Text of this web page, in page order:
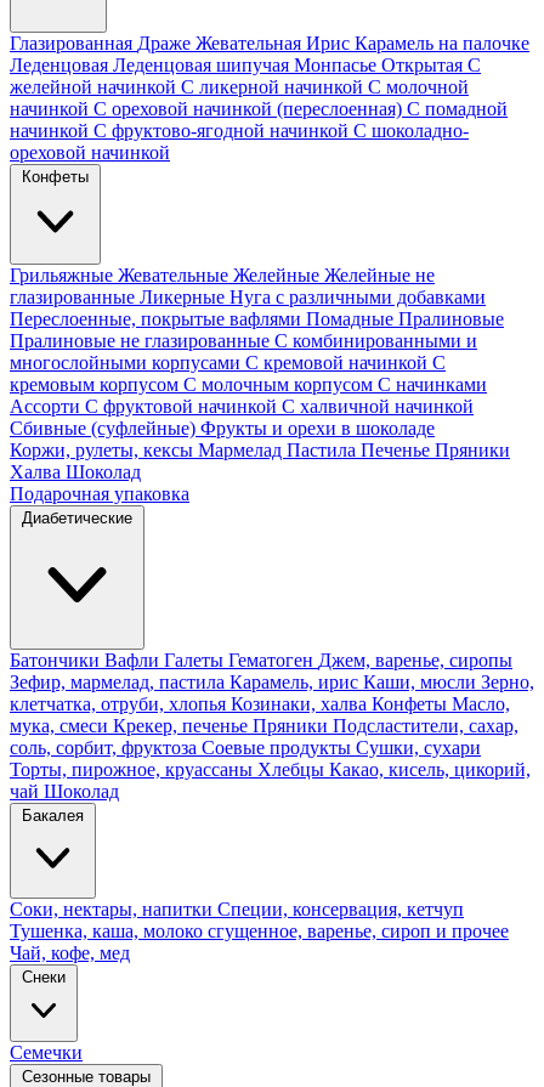
Глазированная Драже Жевательная Ирис Карамель на палочке
Леденцовая Леденцовая шипучая Монпасье Открытая С
желейной начинкой С ликерной начинкой С молочной
начинкой С ореховой начинкой (переслоенная) С помадной
начинкой С фруктово-ягодной начинкой С шоколадно-
ореховой начинкой
Конфеты
Грильяжные Жевательные Желейные Желейные не
глазированные Ликерные Нуга с различными добавками
Переслоенные, покрытые вафлями Помадные Пралиновые
Пралиновые не глазированные С комбинированными и
многослойными корпусами С кремовой начинкой С
кремовым корпусом С молочным корпусом С начинками
Ассорти С фруктовой начинкой С халвичной начинкой
Сбивные (суфлейные) Фрукты и орехи в шоколаде
Коржи, рулеты, кексы Мармелад Пастила Печенье Пряники
Халва Шоколад
Подарочная упаковка
Диабетические
Батончики Вафли Галеты Гематоген Джем, варенье, сиропы
Зефир, мармелад, пастила Карамель, ирис Каши, мюсли Зерно,
клетчатка, отруби, хлопья Козинаки, халва Конфеты Масло,
мука, смеси Крекер, печенье Пряники Подсластители, сахар,
соль, сорбит, фруктоза Соевые продукты Сушки, сухари
Торты, пирожное, круассаны Хлебцы Какао, кисель, цикорий,
чай Шоколад
Бакалея
Соки, нектары, напитки Специи, консервация, кетчуп
Тушенка, каша, молоко сгущенное, варенье, сироп и прочее
Чай, кофе, мед
Снеки
Семечки
Сезонные товары